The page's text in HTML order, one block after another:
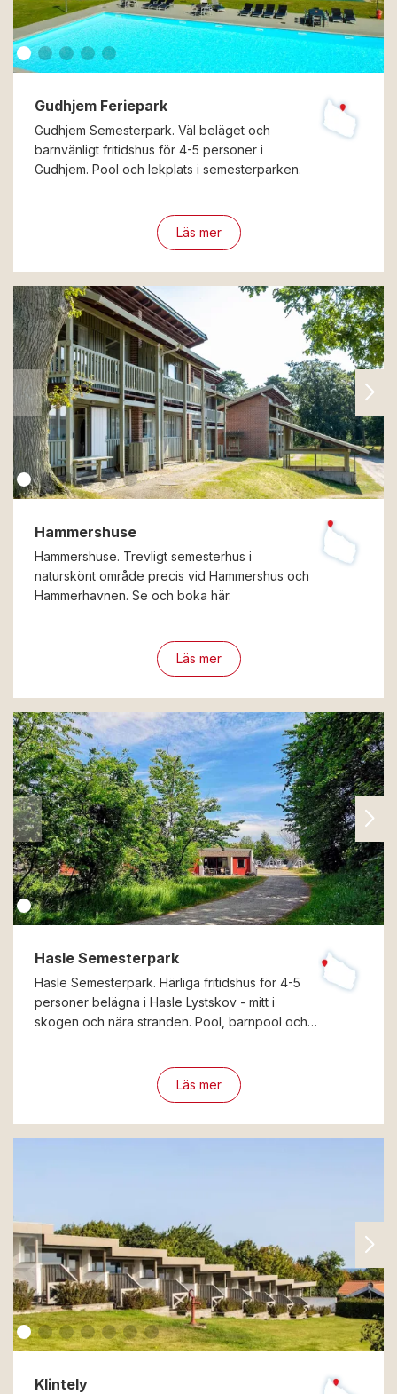
Gudhjem Feriepark
Gudhjem Semesterpark. Väl beläget och
barnvänligt fritidshus för 4-5 personer i
Gudhjem. Pool och lekplats i semesterparken.
Läs mer
Hammershuse
Hammershuse. Trevligt semesterhus i
naturskönt område precis vid Hammershus och
Hammerhavnen. Se och boka här.
Läs mer
Hasle Semesterpark
Hasle Semesterpark. Härliga fritidshus för 4-5
personer belägna i Hasle Lystskov - mitt i
skogen och nära stranden. Pool, barnpool och…
Läs mer
Klintely